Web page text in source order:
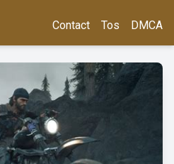
Contact Tos DMCA